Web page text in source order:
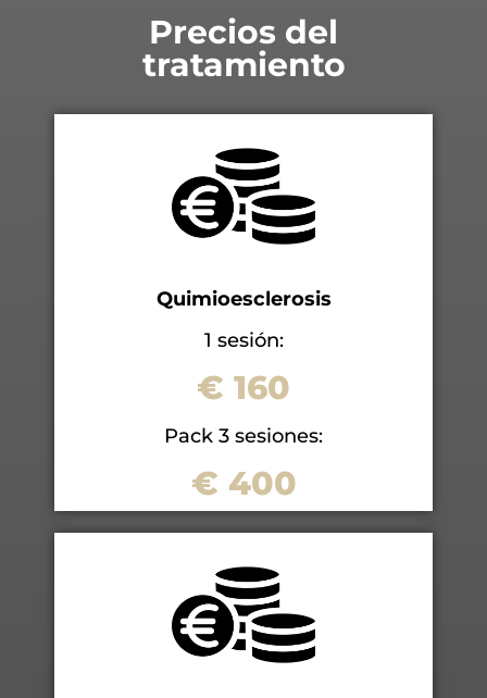
Precios del
tratamiento
Quimioesclerosis
1 sesión:
€ 160
Pack 3 sesiones:
€ 400